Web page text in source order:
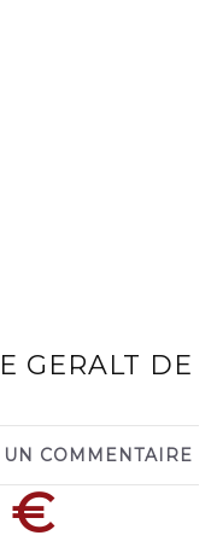
GERALT DE
UN COMMENTAIRE
€